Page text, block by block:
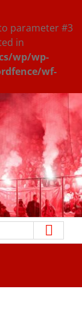
parameter #3
in
wp/wp-
wf-